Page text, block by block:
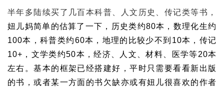
半年多 陆续买了几百本科普、人文历史、传记类等书，
妞儿妈简单的估算了一下，历史类约80本，数理化生约
100本，科普类约60本，地理的比较少不到10本，传记
10+，文学类约50本，经济、人文、材料、医学等20本
左右。基本的框架已经搭建好，平时只需要看看新出版
的书，或者某一方面的书欠缺亦或有妞儿很喜欢的作者